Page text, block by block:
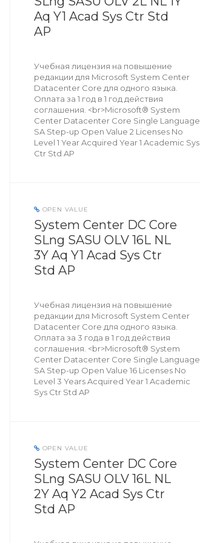
Aq Y1 Acad Sys Ctr Std
AP
Учебная лицензия на повышение
редакции для Microsoft System Center
Datacenter Core для одного языка.
Оплата за 1 год в 1 год действия
соглашения. <br>Microsoft® System
Center Datacenter Core Single Language
SA Step-up Open Value 2 Licenses No
Level 1 Year Acquired Year 1 Academic Sys
Ctr Std AP
OPEN VALUE
System Center DC Core
SLng SASU OLV 16L NL
3Y Aq Y1 Acad Sys Ctr
Std AP
Учебная лицензия на повышение
редакции для Microsoft System Center
Datacenter Core для одного языка.
Оплата за 3 года в 1 год действия
соглашения. <br>Microsoft® System
Center Datacenter Core Single Language
SA Step-up Open Value 16 Licenses No
Level 3 Years Acquired Year 1 Academic
Sys Ctr Std AP
OPEN VALUE
System Center DC Core
SLng SASU OLV 16L NL
2Y Aq Y2 Acad Sys Ctr
Std AP